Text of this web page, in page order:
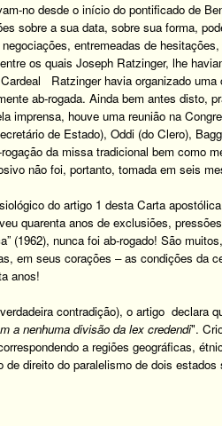
no desde o início do pontificado de
sobre a sua data, sobre sua forma,
entremeadas de
os quais Joseph Ratzinger, lhe
Ratzinger havia organizado
ab-rogada. Ainda bem antes disto,
imprensa, houve uma reunião na
de Estado), Oddi (do Clero),
da missa tradicional bem como
não foi, portanto, tomada em seis
do artigo 1 desta Carta
quarenta anos de exclusiões,
(1962), nunca foi ab-rogado! São muitos
, em seus corações – as condições da
anos!
contradição), o artigo declara
a nenhuma divisão da lex credendi".
a regiões geográficas,
de direito do paralelismo de dois